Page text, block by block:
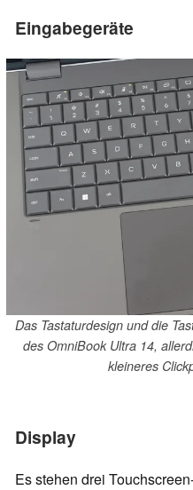
Eingabegeräte
Das Tastaturdesign und die
des OmniBook Ultra 14,
kleineres
Display
Es stehen drei